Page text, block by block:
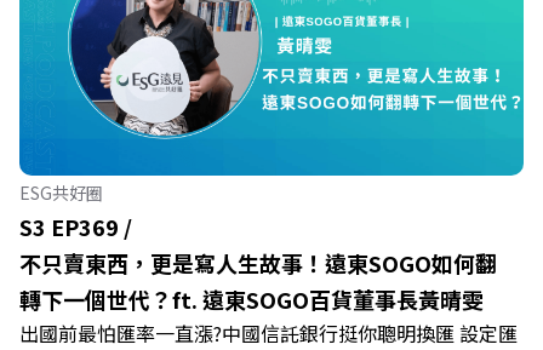
🔺你的自我價值，難道只能由考績和主管來決定？ 🔺你或
你的同事，正在用哪種「不一致」的姿態應對壓力？ 🔺如
何在中高壓的「三明治主管」困境中全身而退？ 主持人／
遠見雜誌總編輯 林讓均 與談人／薩提爾模式溝通引導師、
作者 李崇義、謝佳芸 +++++ 🫧清除腦袋的盲點，也順手理
清生活的雜亂。 點開看質感養成術>>
https://gvmkt.pse.is/9al3px ✨關注《遠見》更多的社群：
LINE：https://reurl.cc/A4ELQp IG：
https://bit.ly/3AjBWNV YT：https://bit.ly/38jNi9k
Powered by Firstory Hosting
ESG共好圈
S3 EP369 /
不只賣東西，更是寫人生故事！遠東SOGO如何翻
轉下一個世代？ft. 遠東SOGO百貨董事長黃晴雯
出國前最怕匯率一直漲?中國信託銀行挺你聰明換匯 設定匯